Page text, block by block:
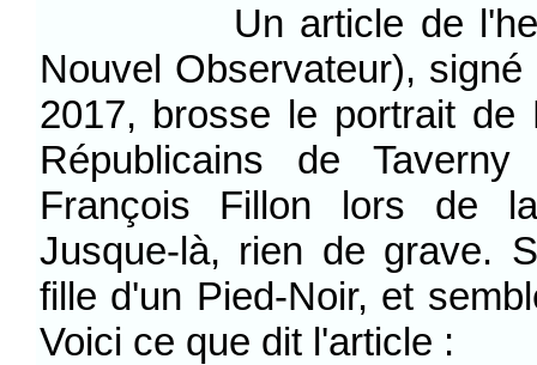
Un article de
Nouvel Observateur),
2017, brosse le portrait de
Républicains de
François Fillon lors de
Jusque-là, rien de grave.
fille d'un Pied-Noir, et
Voici ce que dit l'article :